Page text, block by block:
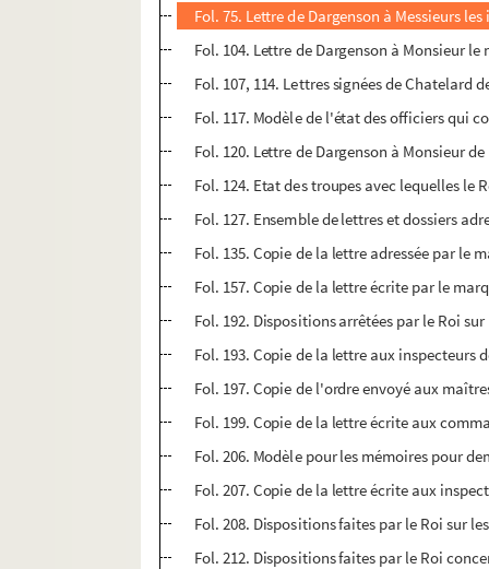
Fol. 75. Lettre de Dargenson à Messieurs
Fol. 104. Lettre de Dargenson à Monsieur le
Fol. 107, 114. Lettres signées de Chatelard
Fol. 117. Modèle de l'état des officiers qui
Fol. 120. Lettre de Dargenson à Monsieur
Fol. 124. Etat des troupes avec lequelles le
Fol. 127. Ensemble de lettres et dossiers
Fol. 135. Copie de la lettre adressée par le
Fol. 157. Copie de la lettre écrite par le
Fol. 192. Dispositions arrêtées par le Roi
Fol. 193. Copie de la lettre aux inspecteurs
Fol. 197. Copie de l'ordre envoyé aux
Fol. 199. Copie de la lettre écrite aux
Fol. 206. Modèle pour les mémoires pour
Fol. 207. Copie de la lettre écrite aux
Fol. 208. Dispositions faites par le Roi sur
Fol. 212. Dispositions faites par le Roi